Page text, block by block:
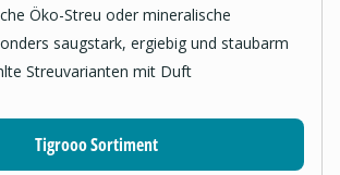
Öko-Streu oder mineralische
saugstark, ergiebig und staubarm
Streuvarianten mit Duft
Tigrooo Sortiment